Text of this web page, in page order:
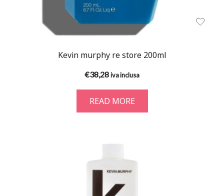
Kevin murphy re store 200ml
€38,28iva inclusa
READ MORE